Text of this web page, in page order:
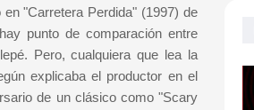
"Carretera Perdida" (1997) de
punto de comparación entre
Pero, cualquiera que lea la
explicaba el productor en el
de un clásico como "Scary